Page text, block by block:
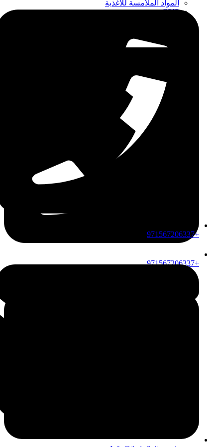
المواد الملامسة للأغذية
CPIP
+971567206337
+971567206337